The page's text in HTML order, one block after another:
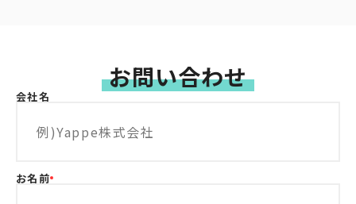
けます。お問い合わせ
会社名
お名前